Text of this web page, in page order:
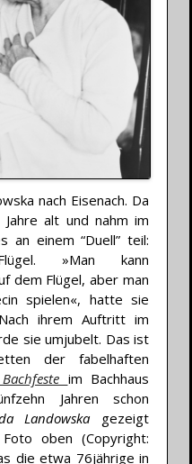
nach Eisenach. Da
alt und nahm im
an einem “Duell” teil:
»Man kann
dem Flügel, aber man
spielen«, hatte sie
ihrem Auftritt im
sie umjubelt. Das ist
der fabelhaften
im Bachhaus
Jahren schon
Landowska gezeigt
oben (Copyright:
die etwa 76jährige in